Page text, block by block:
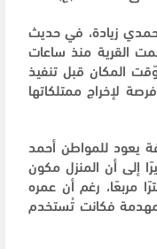
زيادة، في حديث
القرية منذ ساعات
المكان قبل تنفيذ
لإخراج ممتلكاتها
يعود للمواطن أحمد
إلى أن المنزل مكون
وتبلغ مساحته نحو 360 مترًا مربعًا، رغم أن عمره
المهدمة فكانت تُستخدم